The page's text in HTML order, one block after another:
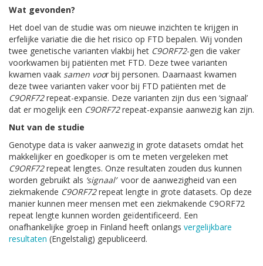
Wat gevonden?
Het doel van de studie was om nieuwe inzichten te krijgen in
erfelijke variatie die die het risico op FTD bepalen. Wij vonden
twee genetische varianten vlakbij het C9ORF72-gen die vaker
voorkwamen bij patiënten met FTD. Deze twee varianten
kwamen vaak samen voor bij personen. Daarnaast kwamen
deze twee varianten vaker voor bij FTD patiënten met de
C9ORF72repeat-expansie. Deze varianten zijn dus een ‘signaal’
dat er mogelijk een C9ORF72repeat-expansie aanwezig kan zijn.
Nut van de studie
Genotype data is vaker aanwezig in grote datasets omdat het
makkelijker en goedkoper is om te meten vergeleken met
C9ORF72repeat lengtes. Onze resultaten zouden dus kunnen
worden gebruikt als ‘signaal’ voor de aanwezigheid van een
ziekmakende C9ORF72repeat lengte in grote datasets. Op deze
manier kunnen meer mensen met een ziekmakende C9ORF72
repeat lengte kunnen worden geïdentificeerd. Een
onafhankelijke groep in Finland heeft onlangs vergelijkbare
resultaten (Engelstalig) gepubliceerd.